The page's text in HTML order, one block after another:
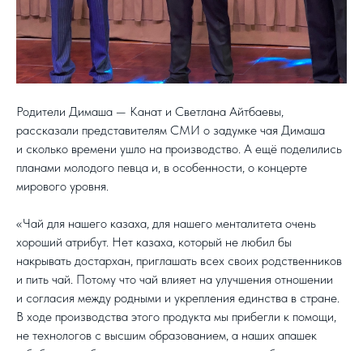
Родители Димаша — Канат и Светлана Айтбаевы,
рассказали представителям СМИ о задумке чая Димаша
и сколько времени ушло на производство. А ещё поделились
планами молодого певца и, в особенности, о концерте
мирового уровня.
«Чай для нашего казаха, для нашего менталитета очень
хороший атрибут. Нет казаха, который не любил бы
накрывать достархан, приглашать всех своих родственников
и пить чай. Потому что чай влияет на улучшения отношении
и согласия между родными и укрепления единства в стране.
В ходе производства этого продукта мы прибегли к помощи,
не технологов с высшим образованием, а наших апашек